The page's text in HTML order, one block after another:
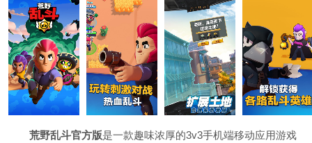
荒野乱斗官方版是一款趣味浓厚的3v3手机端移动应用游戏